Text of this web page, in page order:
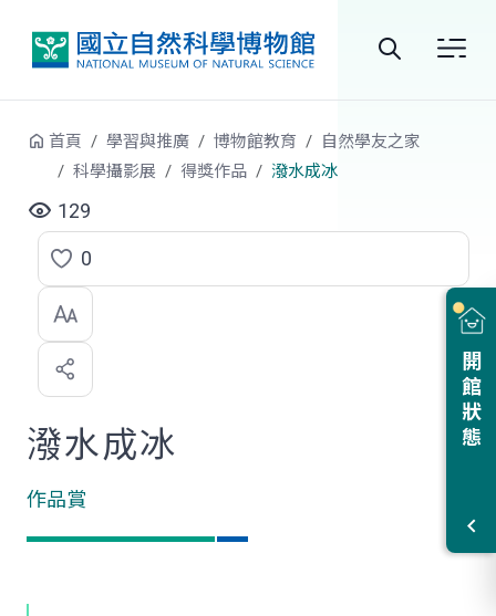
站
開館狀態
首頁 學習與推廣 博物館教育
自然學友之家
科學攝影展
得獎作品 潑水成冰
129
點
選
喜
歡
0
潑水成冰
作品賞